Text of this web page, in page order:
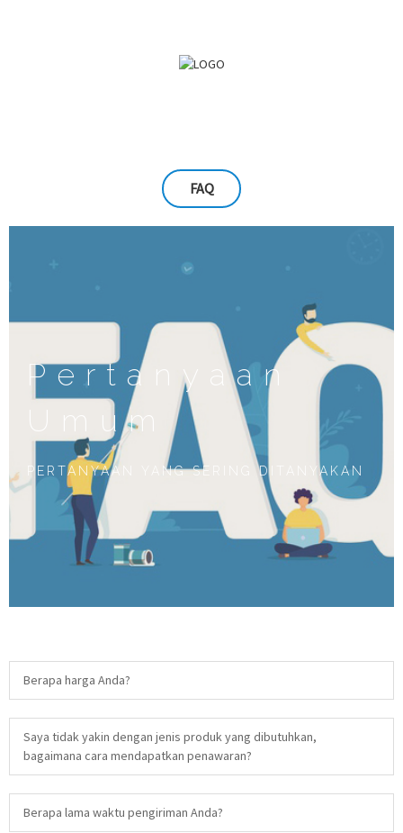
FAQ
Pertanyaan
Umum
PERTANYAAN YANG SERING DITANYAKAN
Berapa harga Anda?
Saya tidak yakin dengan jenis produk yang dibutuhkan,
bagaimana cara mendapatkan penawaran?
Berapa lama waktu pengiriman Anda?